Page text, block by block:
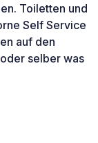
Toiletten und
Self Service
auf den
selber was